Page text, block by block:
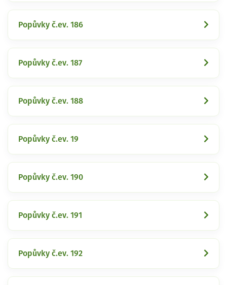
Popůvky č.ev. 186
Popůvky č.ev. 187
Popůvky č.ev. 188
Popůvky č.ev. 19
Popůvky č.ev. 190
Popůvky č.ev. 191
Popůvky č.ev. 192